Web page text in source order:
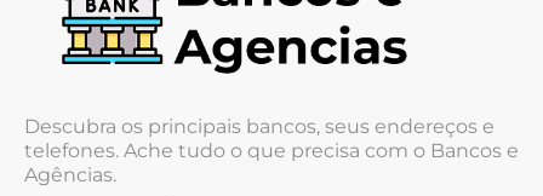
Descubra os principais bancos, seus endereços e
telefones. Ache tudo o que precisa com o Bancos e
Agências.